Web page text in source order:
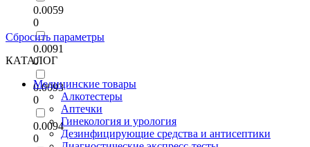
0.0059
0
0.0091
0
0.0093
0
0.0094
0
Сбросить параметры
КАТАЛОГ
Медицинские товары
Алкотестеры
Аптечки
Гинекология и урология
Дезинфицирующие средства и антисептики